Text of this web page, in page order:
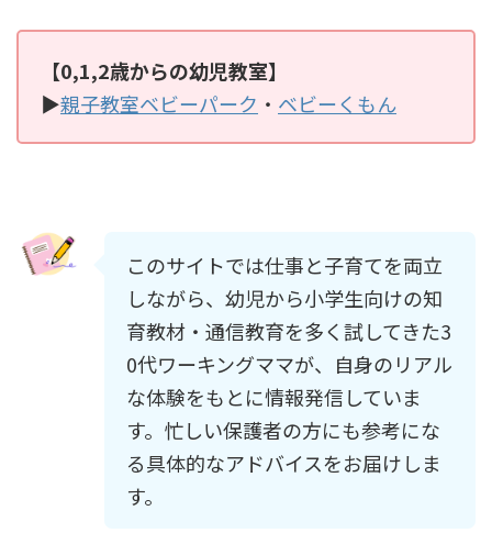
【0,1,2歳からの幼児教室】
▶親子教室ベビーパーク ・ ベビーくもん
このサイトでは仕事と子育てを両立
しながら、幼児から小学生向けの知
育教材・通信教育を多く試してきた3
0代ワーキングママが、自身のリアル
な体験をもとに情報発信していま
す。忙しい保護者の方にも参考にな
る具体的なアドバイスをお届けしま
す。